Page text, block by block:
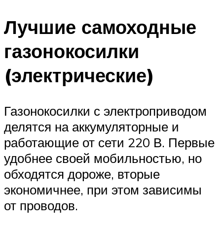
Лучшие самоходные
газонокосилки
(электрические)
Газонокосилки с электроприводом
делятся на аккумуляторные и
работающие от сети 220 В. Первые
удобнее своей мобильностью, но
обходятся дороже, вторые
экономичнее, при этом зависимы
от проводов.